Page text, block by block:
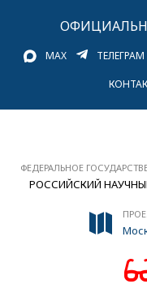
MAX ТЕЛЕГРАМ
ФЕДЕРАЛЬНОЕ
РОССИЙСКИЙ